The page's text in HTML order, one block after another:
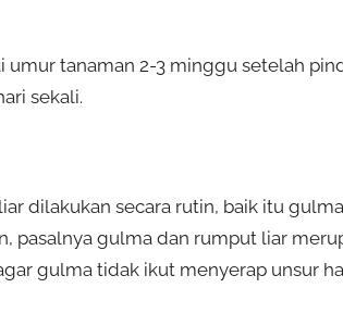
umur tanaman 2-3 minggu setelah
sekali.
dilakukan secara rutin, baik itu
pasalnya gulma dan rumput liar
gulma tidak ikut menyerap unsur